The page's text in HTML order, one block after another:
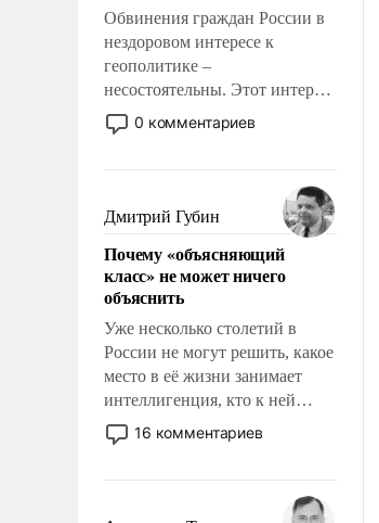
Обвинения граждан России в
нездоровом интересе к
геополитике –
несостоятельны. Этот интерес
рационален и прагматичен. Он
обусловлен тысячелетним
фундаментальным знанием,
что мировая политика имеет
свойство заявляться на порог
нашего дома.
0 комментариев
Дмитрий Губин
Почему «объясняющий
класс» не может ничего
объяснить
Уже несколько столетий в
России не могут решить, какое
место в её жизни занимает
интеллигенция, кто к ней
принадлежит, а кого из неё
исключили с правом
чем она отличается от просто
образованных людей. Иногда
16 комментариев